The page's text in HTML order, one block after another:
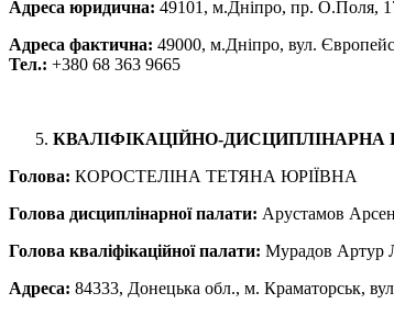
Адреса юридична: 49101, м.Дніпро, пр. О.Поля,
Адреса фактична: 49000, м.Дніпро, вул.
Тел.: +380 68 363 9665
КВАЛІФІКАЦІЙНО-
Голова: КОРОСТЕЛІНА ТЕТЯНА ЮРІЇВНА
Голова дисциплінарної палати: Арустамов
Голова кваліфікаційної палати: Мурадов Артур
Адреса: 84333, Донецька обл., м. Краматорськ,